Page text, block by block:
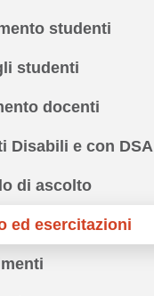
studenti
studenti
docenti
Disabili e con DSA
di ascolto
ed esercitazioni